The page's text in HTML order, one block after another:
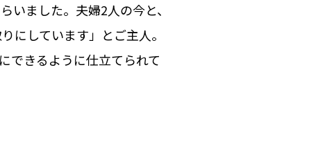
ました。夫婦2人の今と、
にしています」とご主人。
できるように仕立てられて